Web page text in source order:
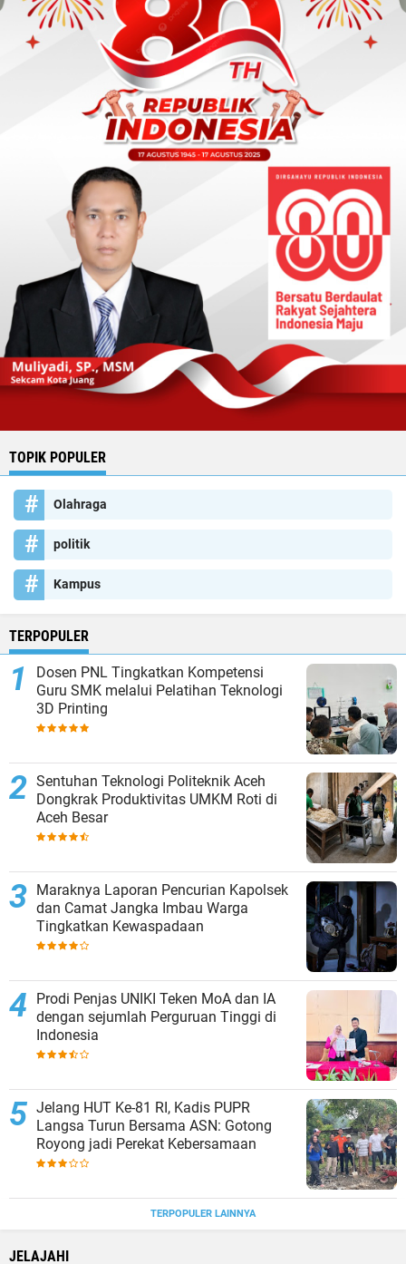
TOPIK POPULER
Olahraga
politik
Kampus
TERPOPULER
Dosen PNL Tingkatkan Kompetensi
Guru SMK melalui Pelatihan Teknologi
3D Printing
Sentuhan Teknologi Politeknik Aceh
Dongkrak Produktivitas UMKM Roti di
Aceh Besar
Maraknya Laporan Pencurian Kapolsek
dan Camat Jangka Imbau Warga
Tingkatkan Kewaspadaan
Prodi Penjas UNIKI Teken MoA dan IA
dengan sejumlah Perguruan Tinggi di
Indonesia
Jelang HUT Ke-81 RI, Kadis PUPR
Langsa Turun Bersama ASN: Gotong
Royong jadi Perekat Kebersamaan
TERPOPULER LAINNYA
JELAJAHI